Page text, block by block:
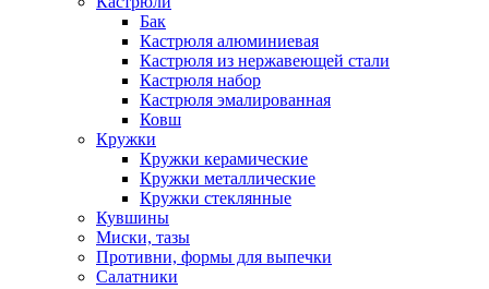
Бак
Кастрюля алюминиевая
Кастрюля из нержавеющей стали
Кастрюля набор
Кастрюля эмалированная
Ковш
Кружки
Кружки керамические
Кружки металлические
Кружки стеклянные
Кувшины
Миски, тазы
Противни, формы для выпечки
Салатники